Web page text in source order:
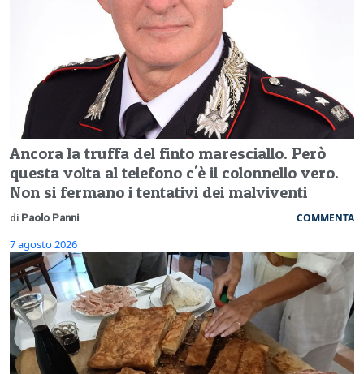
Ancora la truffa del finto maresciallo. Però
questa volta al telefono c'è il colonnello vero.
Non si fermano i tentativi dei malviventi
di Paolo Panni COMMENTA
7 agosto 2026